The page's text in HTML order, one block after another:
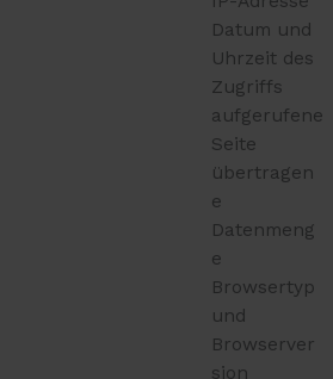
Datum und
Uhrzeit des
Zugriffs
aufgerufene
Seite
übertragen
e
Datenmeng
e
Browsertyp
und
Browserver
sion